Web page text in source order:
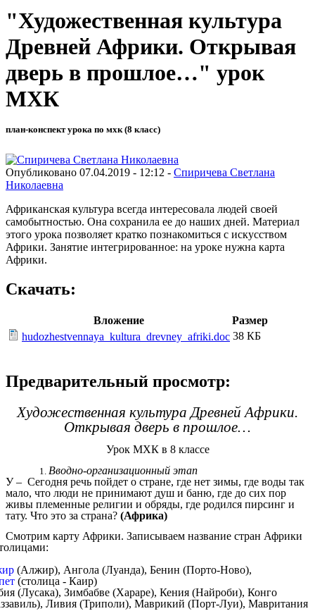
"Художественная культура
Древней Африки. Открывая
дверь в прошлое…" урок
МХК
план-конспект урока по мхк (8 класс)
Опубликовано 07.04.2019 - 12:12 - Спиричева Светлана
Николаевна
Африканская культура всегда интересовала людей своей
самобытностью. Она сохранила ее до наших дней. Материал
этого урока позволяет кратко познакомиться с искусством
Африки. Занятие интегрированное: на уроке нужна карта
Африки.
Скачать:
Вложение
Размер
hudozhestvennaya_kultura_drevney_afriki.doc 38 КБ
Предварительный просмотр:
Художественная культура Древней Африки.
Открывая дверь в прошлое…
Урок МХК в 8 классе
Вводно-организационный этап
У – Сегодня речь пойдет о стране, где нет зимы, где воды так
мало, что люди не принимают душ и баню, где до сих пор
живы племенные религии и обряды, где родился пирсинг и
тату. Что это за страна? (Африка)
Смотрим карту Африки. Записываем название стран Африки
(Алжир), Ангола (Луанда), Бенин (Порто-Ново),
(столица - Каир)
(Лусака), Зимбабве (Хараре), Кения (Найроби), Конго
Ливия (Триполи), Маврикий (Порт-Луи), Мавритания